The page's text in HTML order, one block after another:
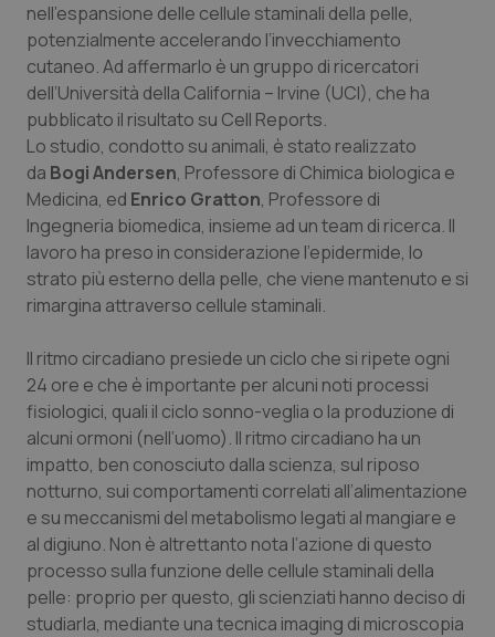
Campania
Emilia-Romagna
Friuli Venezia Giulia
Lazio
Liguria
Marche
Molise
Piemonte
Provincia Autonoma di Bolzano
Provincia Autonoma di Trento
Car-T
Colesterolo & coronaropatie
Dermatite Atopica
Diabete & glucometri
Disturbi dell’umore
Donna & Salute
Epatiti
HIV
Infezioni & Febbre
Ipertensione & Scompenso
nell’espansione delle cellule staminali della pelle,
potenzialmente accelerando l’invecchiamento
cutaneo. Ad affermarlo è un gruppo di ricercatori
dell’Università della California – Irvine (UCI), che ha
pubblicato il risultato su Cell Reports.
Lo studio, condotto su animali, è stato realizzato
da Bogi Andersen, Professore di Chimica biologica e
Medicina, ed Enrico Gratton, Professore di
Ingegneria biomedica, insieme ad un team di ricerca. Il
lavoro ha preso in considerazione l’epidermide, lo
strato più esterno della pelle, che viene mantenuto e si
rimargina attraverso cellule staminali.
Il ritmo circadiano presiede un ciclo che si ripete ogni
24 ore e che è importante per alcuni noti processi
fisiologici, quali il ciclo sonno-veglia o la produzione di
alcuni ormoni (nell’uomo). Il ritmo circadiano ha un
impatto, ben conosciuto dalla scienza, sul riposo
notturno, sui comportamenti correlati all’alimentazione
e su meccanismi del metabolismo legati al mangiare e
al digiuno. Non è altrettanto nota l’azione di questo
processo sulla funzione delle cellule staminali della
pelle: proprio per questo, gli scienziati hanno deciso di
studiarla, mediante una tecnica imaging di microscopia